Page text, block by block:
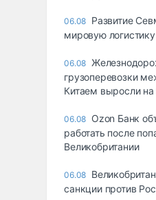
06.08 Развитие
мировую
06.08
грузоперевозки
Китаем выросли на
06.08 Ozon Банк
работать после
Великобритании
06.08
санкции против